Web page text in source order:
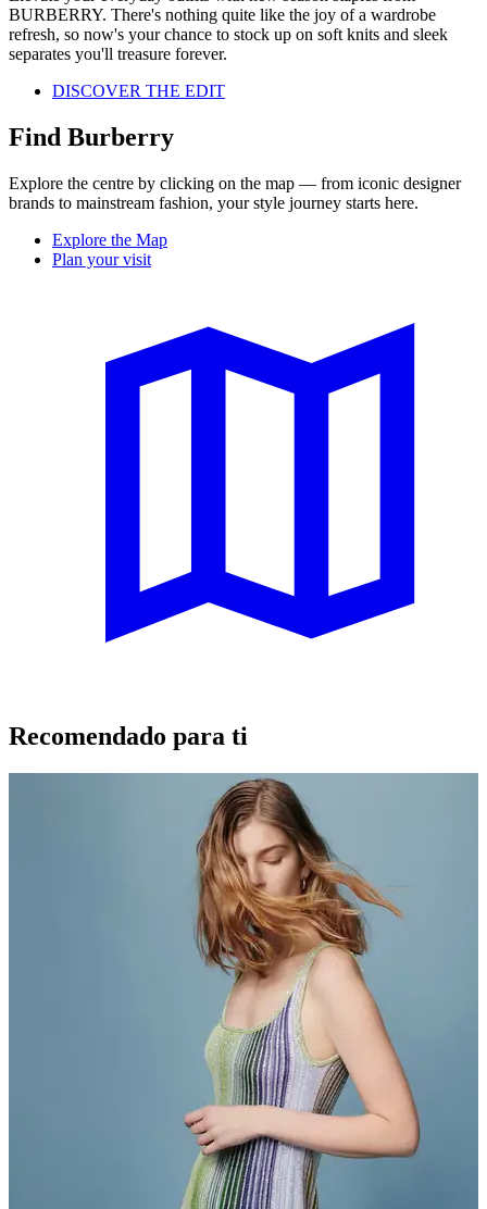
BURBERRY. There's nothing quite like the joy of a wardrobe
refresh, so now's your chance to stock up on soft knits and sleek
separates you'll treasure forever.
DISCOVER THE EDIT
Find Burberry
Explore the centre by clicking on the map — from iconic designer
brands to mainstream fashion, your style journey starts here.
Explore the Map
Plan your visit
Recomendado para ti